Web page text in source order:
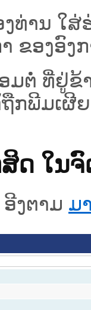
ທ່ານ ໃສ່
ຂອງອົງ
ມຕໍ່ ທີ່ຢູ່ຂ້
ກພີມເຜີ
ດ ໃນ
ງຕາມ ມ